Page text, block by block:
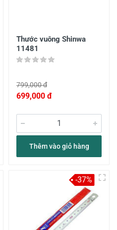
Thước vuông Shinwa
11481
799,000 đ
699,000 đ
Thêm vào giỏ hàng
-37%